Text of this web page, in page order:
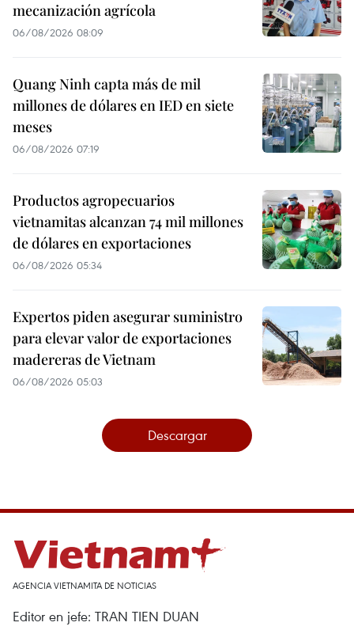
mecanización agrícola
06/08/2026 08:09
Quang Ninh capta más de mil
millones de dólares en IED en siete
meses
06/08/2026 07:19
Productos agropecuarios
vietnamitas alcanzan 74 mil millones
de dólares en exportaciones
06/08/2026 05:34
Expertos piden asegurar suministro
para elevar valor de exportaciones
madereras de Vietnam
06/08/2026 05:03
Descargar
AGENCIA VIETNAMITA DE NOTICIAS
Editor en jefe: TRAN TIEN DUAN